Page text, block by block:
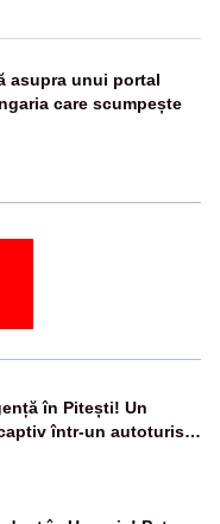
asupra unui portal
care scumpește
în Pitești! Un
într-un autoturism